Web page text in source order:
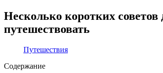
Несколько коротких
путешествовать
Путешествия
Содержание